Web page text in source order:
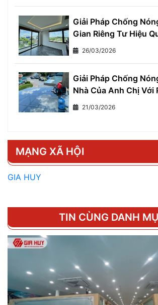
Giải Pháp Chống
Gian Riêng Tư Hiệu
Cách Nhiệt Một Chiều
26/03/2026
Giải Pháp Chống
Nhà Của Anh Chị Với
Nhiệt Cho Nhà Ở
21/03/2026
MẠNG XÃ HỘI
GIA HUY
TIN CÙNG DANH